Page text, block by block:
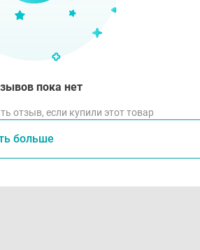
пока нет
отзыв, если купили этот товар
больше